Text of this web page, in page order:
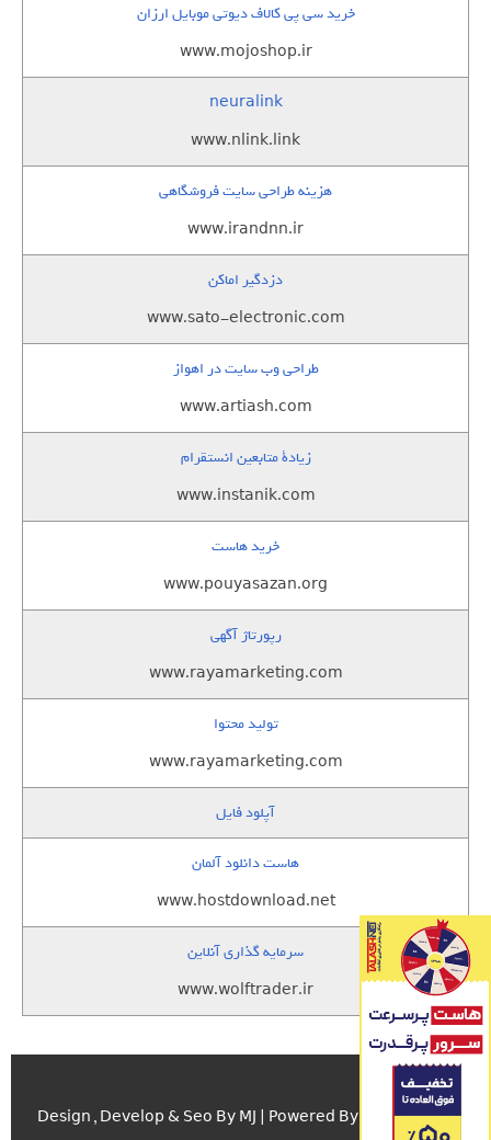
خرید سی پی کالاف دیوتی موبایل ارزان
www.mojoshop.ir
neuralink
www.nlink.link
هزینه طراحی سایت فروشگاهی
www.irandnn.ir
دزدگیر اماکن
www.sato-electronic.com
طراحی وب سایت در اهواز
www.artiash.com
زيادة متابعين انستقرام
www.instanik.com
خرید هاست
www.pouyasazan.org
رپورتاژ آگهی
www.rayamarketing.com
تولید محتوا
www.rayamarketing.com
آپلود فایل
هاست دانلود آلمان
www.hostdownload.net
سرمایه گذاری آنلاین
www.wolftrader.ir
Design , Develop & Seo By MJ | Powered By اسکریپت.com